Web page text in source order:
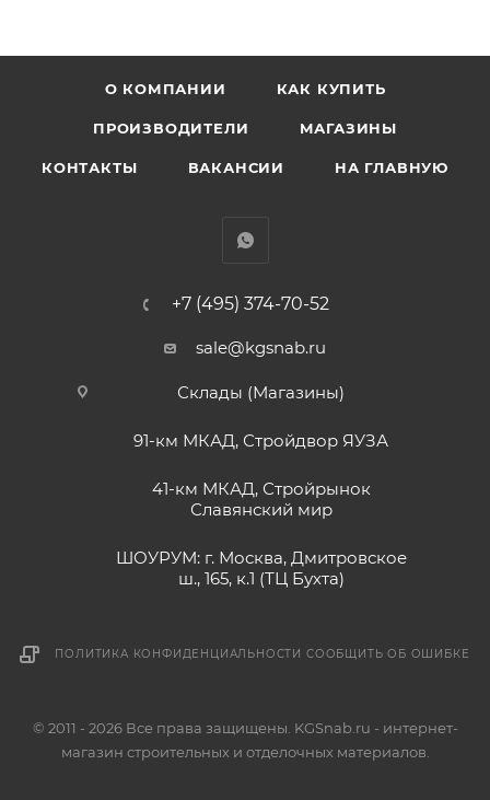
О КОМПАНИИ КАК КУПИТЬ
ПРОИЗВОДИТЕЛИ МАГАЗИНЫ
КОНТАКТЫ ВАКАНСИИ НА ГЛАВНУЮ
+7 (495) 374-70-52
sale@kgsnab.ru
Склады (Магазины)
91-км МКАД, Стройдвор ЯУЗА
41-км МКАД, Стройрынок
Славянский мир
ШОУРУМ: г. Москва, Дмитровское
ш., 165, к.1 (ТЦ Бухта)
ПОЛИТИКА КОНФИДЕНЦИАЛЬНОСТИ СООБЩИТЬ ОБ ОШИБКЕ
© 2011 - 2026 Все права защищены. KGSnab.ru - интернет-
магазин строительных и отделочных материалов.